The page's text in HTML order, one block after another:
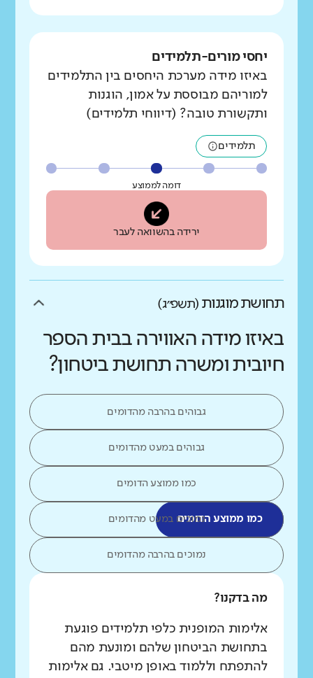
יחסי מורים-תלמידים
באיזו מידה מערכת היחסים בין התלמידים
למוריהם מבוססת על אמון, הוגנות
ותקשורת טובה? (דיווחי תלמידים)
תלמידים
דומה לממוצע
ירידה בהשוואה לעבר
תחושת מוגנות (תשפ״ג)
באיזו מידה האווירה בבית הספר
חיובית ומשרה תחושת ביטחון?
גבוהים בהרבה מהדומים
גבוהים במעט מהדומים
כמו ממוצע הדומים
כמו ממוצע הדומיםנמוכים במעט מהדומים
נמוכים בהרבה מהדומים
מה בדקנו?
אלימות המופנית כלפי תלמידים פוגעת
בתחושת הביטחון שלהם ומונעת מהם
להתפתח וללמוד באופן מיטבי. גם אלימות